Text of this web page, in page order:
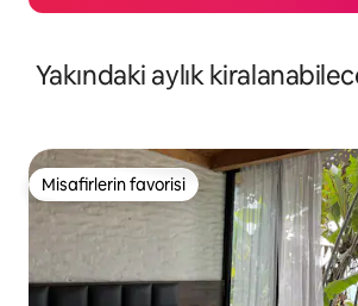
Yakındaki aylık
Misafirlerin favorisi
Misafirlerin favorisi